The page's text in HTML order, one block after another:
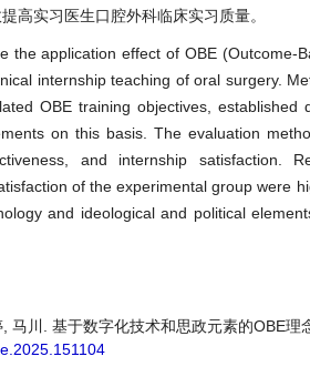
高实习医生口腔外科临床实习质量。
the application effect of OBE
internship teaching of oral surgery.
OBE training objectives,
on this basis. The evaluation
and internship satisfaction.
of the experimental group were
and ideological and political
马川. 基于数字化技术和思政元素的OBE